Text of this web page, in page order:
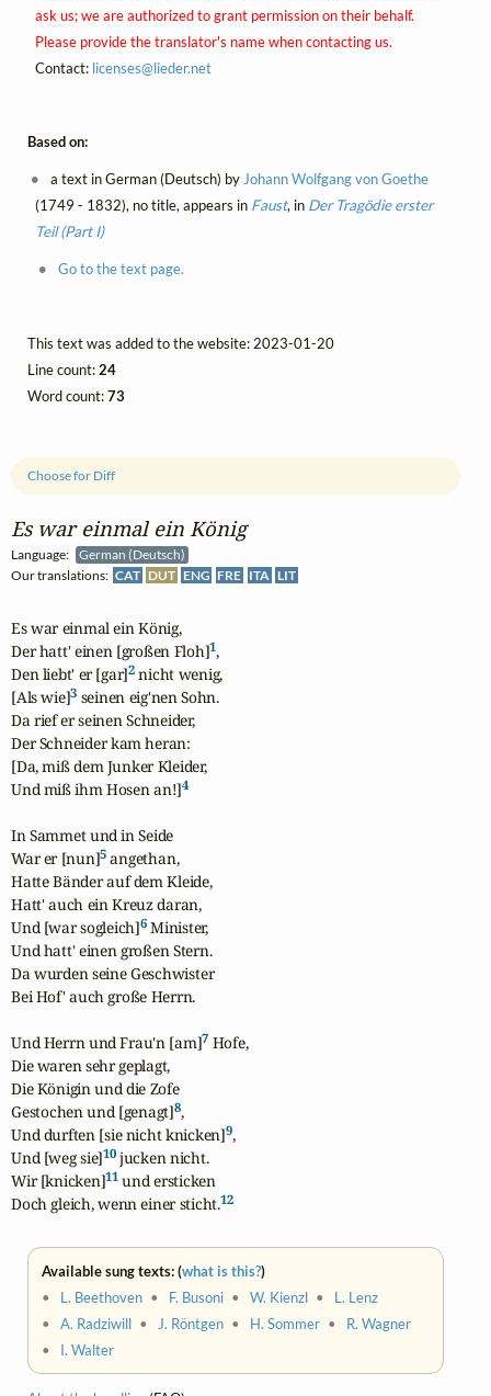
Es war einmal ein König
Language:
German (Deutsch)
Our translations: CAT DUT ENG FRE ITA LIT
Choose for Diff
Es war einmal ein König,
Der hatt' einen [großen Floh]1,
Den liebt' er [gar]2 nicht wenig,
[Als wie]3 seinen eig'nen Sohn.
Da rief er seinen Schneider,
Der Schneider kam heran:
[Da, miß dem Junker Kleider,
Und miß ihm Hosen an!]4
In Sammet und in Seide
War er [nun]5 angethan,
Hatte Bänder auf dem Kleide,
Hatt' auch ein Kreuz daran,
Und [war sogleich]6 Minister,
Und hatt' einen großen Stern.
Da wurden seine Geschwister
Bei Hof' auch große Herrn.
Und Herrn und Frau'n [am]7 Hofe,
Die waren sehr geplagt,
Die Königin und die Zofe
Gestochen und [genagt]8,
Und durften [sie nicht knicken]9,
Und [weg sie]10 jucken nicht.
Wir [knicken]11 und ersticken
Doch gleich, wenn einer sticht.12
Available sung texts: (what is this?)
• L. Beethoven • F. Busoni •W. Kienzl • L. Lenz
•A. Radziwill • J. Röntgen • H. Sommer • R. Wagner
• I. Walter
ask us; we are authorized to grant permission on their behalf.
Please provide the translator's name when contacting us.
Contact: licenses@lieder.net
Based on:
a text in German (Deutsch) by Johann Wolfgang von Goethe
(1749 - 1832), no title, appears in Faust, in Der Tragödie erster
Teil (Part I)
Go to the text page.
This text was added to the website: 2023-01-20
Line count:24
Word count:73